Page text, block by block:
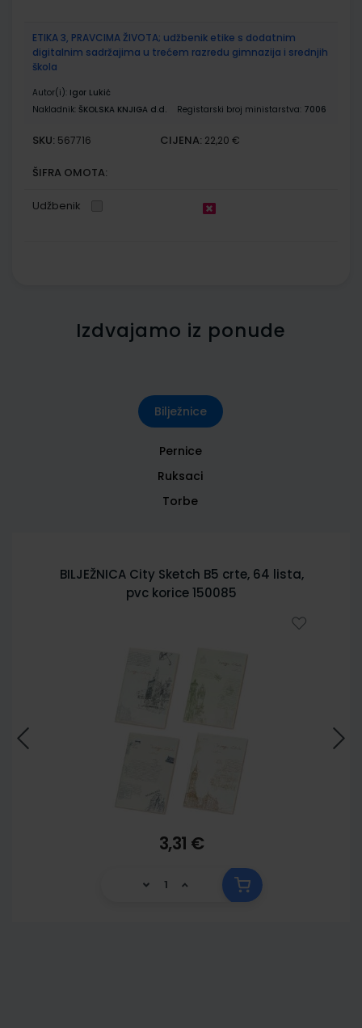
ETIKA 3, PRAVCIMA ŽIVOTA; udžbenik etike s dodatnim
digitalnim sadržajima u trećem razredu gimnazija i srednjih
škola
Autor(i): Igor Lukić
Nakladnik: ŠKOLSKA KNJIGA d.d. Registarski broj ministarstva: 7006
SKU: 567716 CIJENA: 22,20 €
ŠIFRA OMOTA:
Udžbenik
Izdvajamo iz ponude
Bilježnice
Pernice
Ruksaci
Torbe
BILJEŽNICA City Sketch B5 crte, 64 lista,
pvc korice 150085
3,31 €